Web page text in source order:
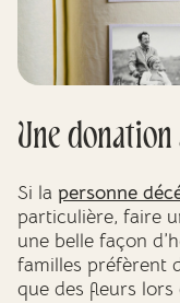
Une
Si la personne
particulière, faire
une belle façon
familles préfèrent
que des fleurs lors